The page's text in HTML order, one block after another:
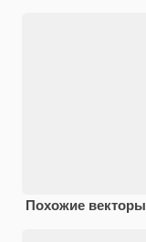
Похожие векторы